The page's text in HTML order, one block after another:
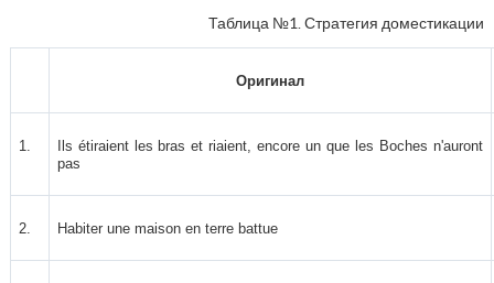
Таблица №1. Стратегия доместикации
Оригинал
1.
Ils étiraient les bras et riaient, encore un que les Boches n'auront
pas
2. Habiter une maison en terre battue